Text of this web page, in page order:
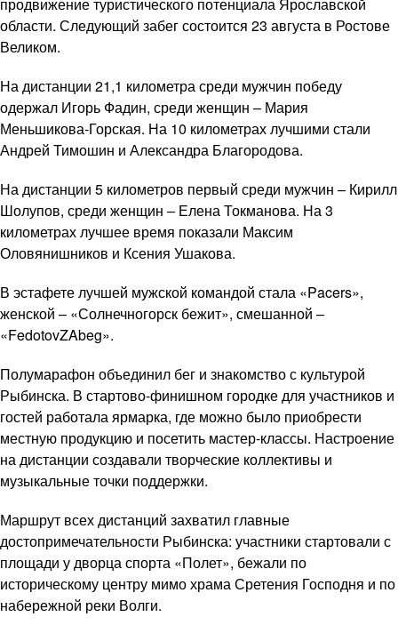
продвижение туристического потенциала Ярославской
области. Следующий забег состоится 23 августа в Ростове
Великом.
На дистанции 21,1 километра среди мужчин победу
одержал Игорь Фадин, среди женщин – Мария
Меньшикова-Горская. На 10 километрах лучшими стали
Андрей Тимошин и Александра Благородова.
На дистанции 5 километров первый среди мужчин – Кирилл
Шолупов, среди женщин – Елена Токманова. На 3
километрах лучшее время показали Максим
Оловянишников и Ксения Ушакова.
В эстафете лучшей мужской командой стала «Pacers»,
женской – «Солнечногорск бежит», смешанной –
«FedotovZAbeg».
Полумарафон объединил бег и знакомство с культурой
Рыбинска. В стартово-финишном городке для участников и
гостей работала ярмарка, где можно было приобрести
местную продукцию и посетить мастер-классы. Настроение
на дистанции создавали творческие коллективы и
музыкальные точки поддержки.
Маршрут всех дистанций захватил главные
достопримечательности Рыбинска: участники стартовали с
площади у дворца спорта «Полет», бежали по
историческому центру мимо храма Сретения Господня и по
набережной реки Волги.